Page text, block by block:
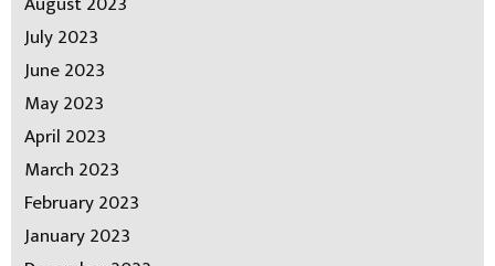
July 2023
June 2023
May 2023
April 2023
March 2023
February 2023
January 2023